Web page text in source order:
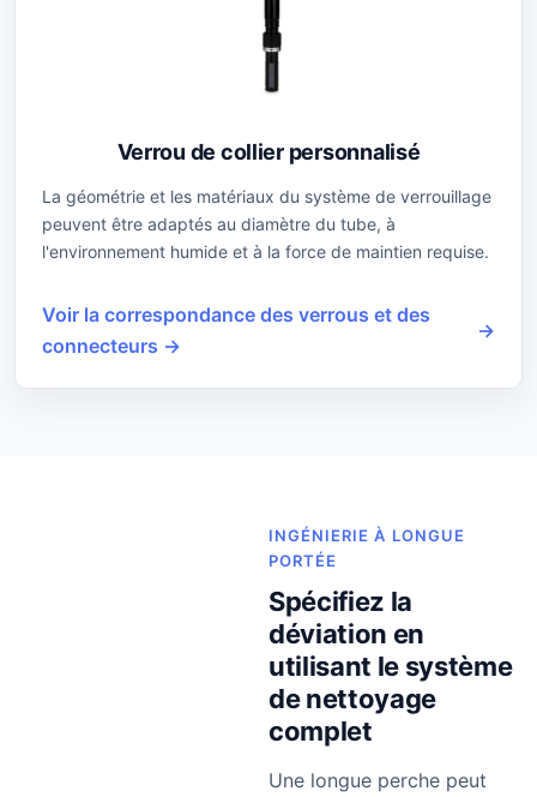
Verrou de collier personnalisé
La géométrie et les matériaux du système de verrouillage
peuvent être adaptés au diamètre du tube, à
l'environnement humide et à la force de maintien requise.
Voir la correspondance des verrous et des
connecteurs →
INGÉNIERIE À LONGUE
PORTÉE
Spécifiez la
déviation en
utilisant le système
de nettoyage
complet
Une longue perche peut